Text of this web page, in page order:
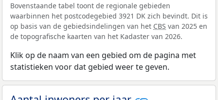
Bovenstaande tabel toont de regionale gebieden
waarbinnen het postcodegebied 3921 DK zich bevindt. Dit is
op basis van de gebiedsindelingen van het CBS van 2025 en
de topografische kaarten van het Kadaster van 2026.
Klik op de naam van een gebied om de pagina met
statistieken voor dat gebied weer te geven.